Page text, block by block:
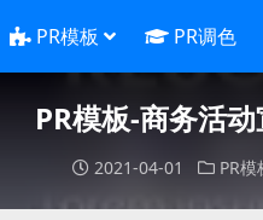
PR模板 PR调色
PR模板-商务活
2021-04-01 PR模